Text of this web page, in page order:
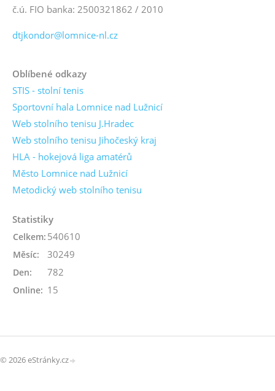
č.ú. FIO banka: 2500321862 / 2010
dtjkondor@lomnice-nl.cz
Oblíbené odkazy
STIS - stolní tenis
Sportovní hala Lomnice nad Lužnicí
Web stolního tenisu J.Hradec
Web stolního tenisu Jihočeský kraj
HLA - hokejová liga amatérů
Město Lomnice nad Lužnicí
Metodický web stolního tenisu
Statistiky
Online: 15
Celkem: 540610
Měsíc: 30249
Den: 782
© 2026 eStránky.cz